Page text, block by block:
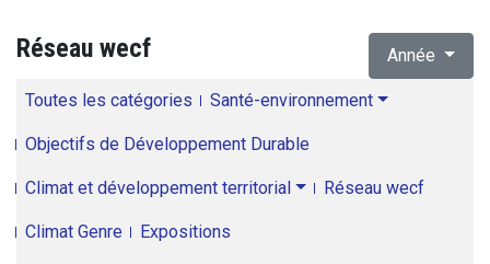
Réseau wecf Année
Toutes les catégories Santé-environnement
Objectifs de Développement Durable
Climat et développement territorial Réseau wecf
Climat Genre Expositions